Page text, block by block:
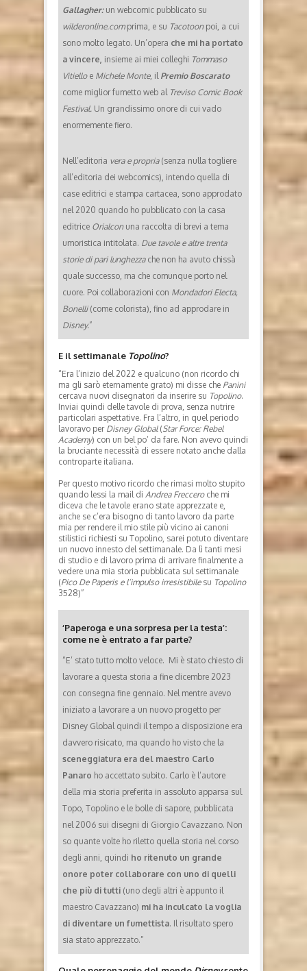
Gallagher: un webcomic pubblicato su
wilderonline.comprima, e su Tacotoonpoi, a cui
sono molto legato. Un’opera che mi ha portato
a vincere, insieme ai miei colleghi Tommaso
Vitielloe Michele Monte, il Premio Boscarato
come miglior fumetto web al Treviso Comic Book
Festival. Un grandissimo onore di cui vado
enormemente fiero.
Nell’editoria vera e propria(senza nulla togliere
all’editoria dei webcomics), intendo quella di
case editrici e stampa cartacea, sono approdato
nel 2020 quando ho pubblicato con la casa
editrice Orialconuna raccolta di brevi a tema
umoristica intitolata. Due tavole e altre trenta
storie di pari lunghezzache non ha avuto chissà
quale successo, ma che comunque porto nel
cuore. Poi collaborazioni con Mondadori Electa,
Bonelli(come colorista), fino ad approdare in
Disney.”
E il settimanale Topolino?
“Era l’inizio del 2022 e qualcuno (non ricordo chi
ma gli sarò eternamente grato) mi disse che Panini
cercava nuovi disegnatori da inserire su Topolino.
Inviai quindi delle tavole di prova, senza nutrire
particolari aspettative. Fra l’altro, in quel periodo
lavoravo per Disney Global(Star Force: Rebel
Academy) con un bel po’ da fare. Non avevo quindi
la bruciante necessità di essere notato anche dalla
controparte italiana.
Per questo motivo ricordo che rimasi molto stupito
quando lessi la mail di Andrea Frecceroche mi
diceva che le tavole erano state apprezzate e,
anche se c’era bisogno di tanto lavoro da parte
mia per rendere il mio stile più vicino ai canoni
stilistici richiesti su Topolino, sarei potuto diventare
un nuovo innesto del settimanale. Da lì tanti mesi
di studio e di lavoro prima di arrivare finalmente a
vedere una mia storia pubblicata sul settimanale
(Pico De Paperis e l’impulso irresistibilesu Topolino
3528)”
‘Paperoga e una sorpresa per la testa’:
come ne è entrato a far parte?
“E’ stato tutto molto veloce. Mi è stato chiesto di
lavorare a questa storia a fine dicembre 2023
con consegna fine gennaio. Nel mentre avevo
iniziato a lavorare a un nuovo progetto per
Disney Global quindi il tempo a disposizione era
davvero risicato, ma quando ho visto che la
sceneggiatura era del maestro Carlo
Panaro ho accettato subito. Carlo è l’autore
della mia storia preferita in assoluto apparsa sul
Topo, Topolino e le bolle di sapore, pubblicata
nel 2006 sui disegni di Giorgio Cavazzano. Non
so quante volte ho riletto quella storia nel corso
degli anni, quindi ho ritenuto un grande
onore poter collaborare con uno di quelli
che più di tutti (uno degli altri è appunto il
maestro Cavazzano) mi ha inculcato la voglia
di diventare un fumettista. Il risultato spero
sia stato apprezzato.”